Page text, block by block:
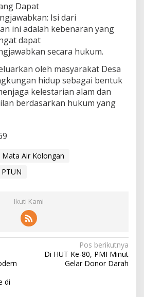
Dapat
Isi dari
ini adalah kebenaran yang
dapat
secara hukum.
oleh masyarakat Desa
hidup sebagai bentuk
kelestarian alam dan
berdasarkan hukum yang
Mata Air Kolongan
PTUN
Ikuti Kami
di
Pos berikutnya
Di HUT Ke-80, PMI Minut
Gelar Donor Darah